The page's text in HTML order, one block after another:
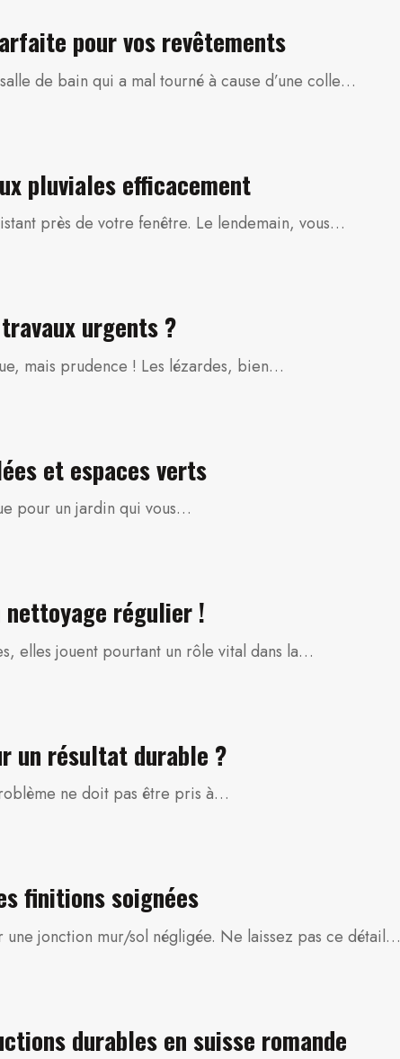
pour vos revêtements
de bain qui a mal tourné à cause d’une colle…
pluviales efficacement
près de votre fenêtre. Le lendemain, vous…
urgents ?
mais prudence ! Les lézardes, bien…
et espaces verts
pour un jardin qui vous…
régulier !
elles jouent pourtant un rôle vital dans la…
un résultat durable ?
ne doit pas être pris à…
finitions soignées
jonction mur/sol négligée. Ne laissez pas ce détail…
durables en suisse romande